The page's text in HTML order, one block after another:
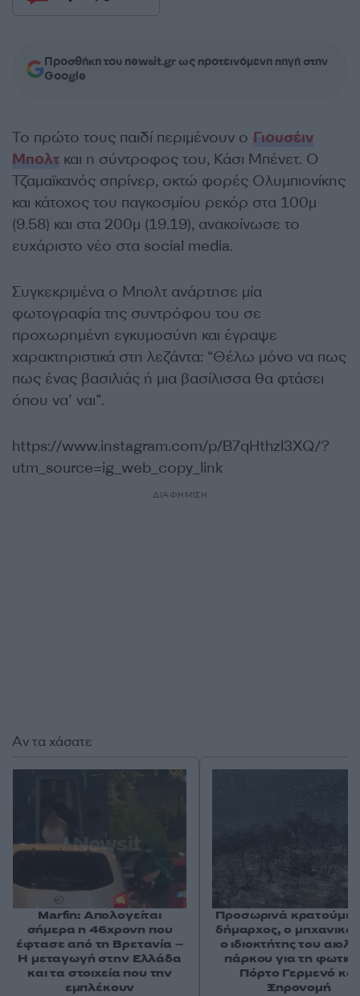
Προσθήκη του newsit.gr ως προτεινόμενη πηγή στην
Google
Το πρώτο τους παιδί περιμένουν ο Γιουσέιν
Μπολτ και η σύντροφος του, Κάσι Μπένετ. Ο
Τζαμαϊκανός σπρίνερ, οκτώ φορές Ολυμπιονίκης
και κάτοχος του παγκοσμίου ρεκόρ στα 100μ
(9.58) και στα 200μ (19.19), ανακοίνωσε το
ευχάριστο νέο στα social media.
Συγκεκριμένα ο Μπολτ ανάρτησε μία
φωτογραφία της συντρόφου του σε
προχωρημένη εγκυμοσύνη και έγραψε
χαρακτηριστικά στη λεζάντα: “Θέλω μόνο να πως
πως ένας βασιλιάς ή μια βασίλισσα θα φτάσει
όπου να’ ναι”.
https://www.instagram.com/p/B7qHthzl3XQ/?
utm_source=ig_web_copy_link
ΔΙΑΦΗΜΙΣΗ
Αν τα χάσατε
Marfin: Απολογείται
σήμερα η 46χρονη που
έφτασε από τη Βρετανία –
Η μεταγωγή στην Ελλάδα
και τα στοιχεία που την
εμπλέκουν
Προσωρινά
δήμαρχος, ο μηχανικός
ο ιδιοκτήτης του
πάρκου για τη φωτιά
Πόρτο Γερμενό και
Ξηρονομή